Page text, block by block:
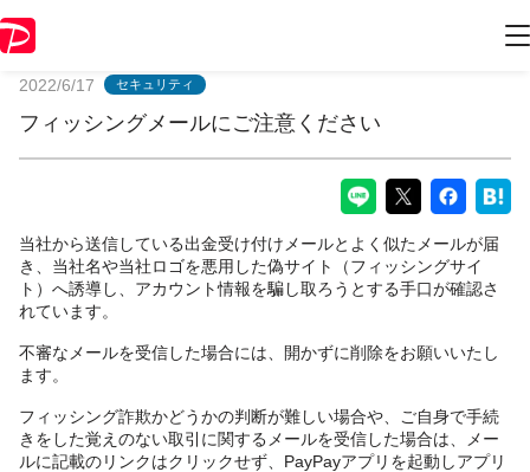
2022/6/17 セキュリティ
フィッシングメールにご注意ください
当社から送信している出金受け付けメールとよく似たメールが届
き、当社名や当社ロゴを悪用した偽サイト（フィッシングサイ
ト）へ誘導し、アカウント情報を騙し取ろうとする手口が確認さ
れています。
不審なメールを受信した場合には、開かずに削除をお願いいたし
ます。
フィッシング詐欺かどうかの判断が難しい場合や、ご自身で手続
きをした覚えのない取引に関するメールを受信した場合は、メー
ルに記載のリンクはクリックせず、PayPayアプリを起動しアプリ